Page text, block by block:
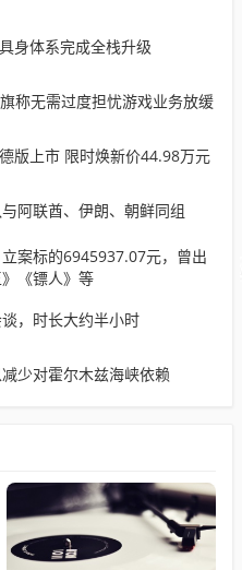
身体系完成全栈升级
称无需过度担忧游戏业务放缓
版上市 限时焕新价44.98万元
阿联酋、伊朗、朝鲜同组
案标的6945937.07元，曾出
《镖人》等
，时长大约半小时
少对霍尔木兹海峡依赖